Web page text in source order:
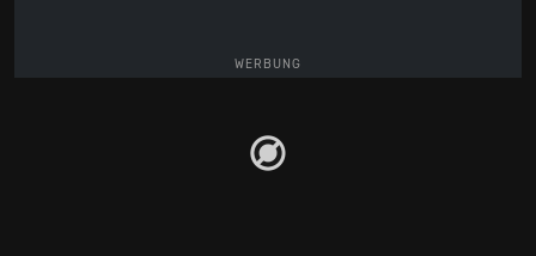
WERBUNG